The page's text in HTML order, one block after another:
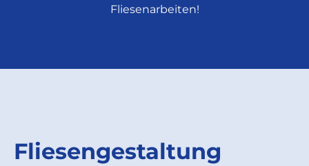
Fliesenarbeiten!
Fliesengestaltung